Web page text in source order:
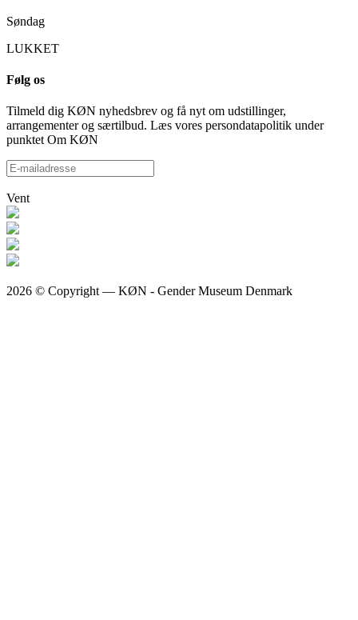
Søndag
LUKKET
Følg os
Tilmeld dig KØN nyhedsbrev og få nyt om udstillinger,
arrangementer og særtilbud. Læs vores persondatapolitik under
punktet Om KØN
Vent
2026 © Copyright — KØN - Gender Museum Denmark